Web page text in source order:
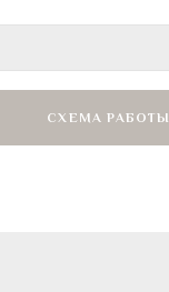
СХЕМА РАБОТЫ